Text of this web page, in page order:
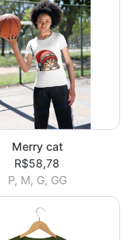
Merry cat
R$58,78
P, M, G, GG